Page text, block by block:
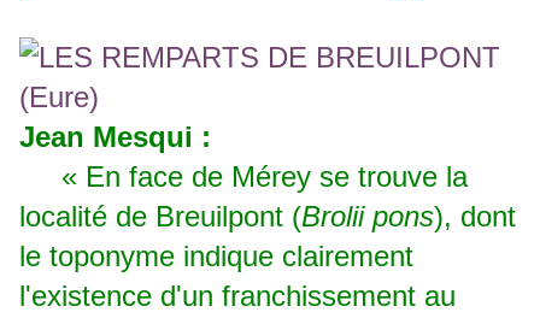
Jean Mesqui :
« En face de Mérey se trouve la
localité de Breuilpont (Brolii pons), dont
le toponyme indique clairement
l'existence d'un franchissement au